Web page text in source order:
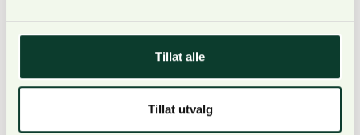
Tillat alle
Tillat utvalg